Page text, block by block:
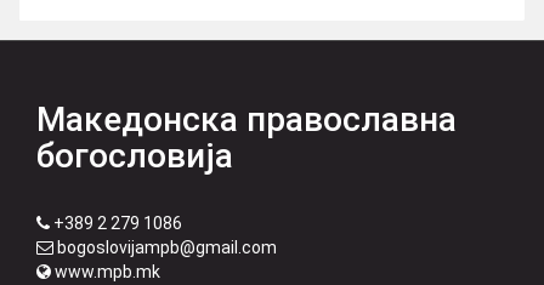
Македонска православна
богословија
+389 2 279 1086
bogoslovijampb@gmail.com
www.mpb.mk